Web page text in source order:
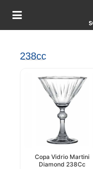
238cc
Copa Vidrio Martini
Diamond 238Cc